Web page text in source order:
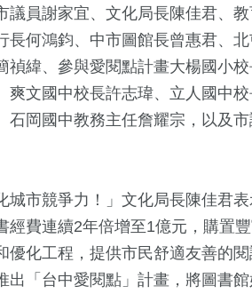
員謝家宜、文化局長陳佳君、
何鴻鈞、中市圖館長曾惠君、
緯、參與愛閱點計畫大楊國小
文國中校長許志瑋、立人國中
岡國中教務主任詹耀宗，以及市
市競爭力！」文化局長陳佳君
費連續2年倍增至1億元，購置豐
化工程，提供市民舒適友善的
「台中愛閱點」計畫，將圖書館
24+
兩岸佛教文化交
流專區
208+
3681+
綜合